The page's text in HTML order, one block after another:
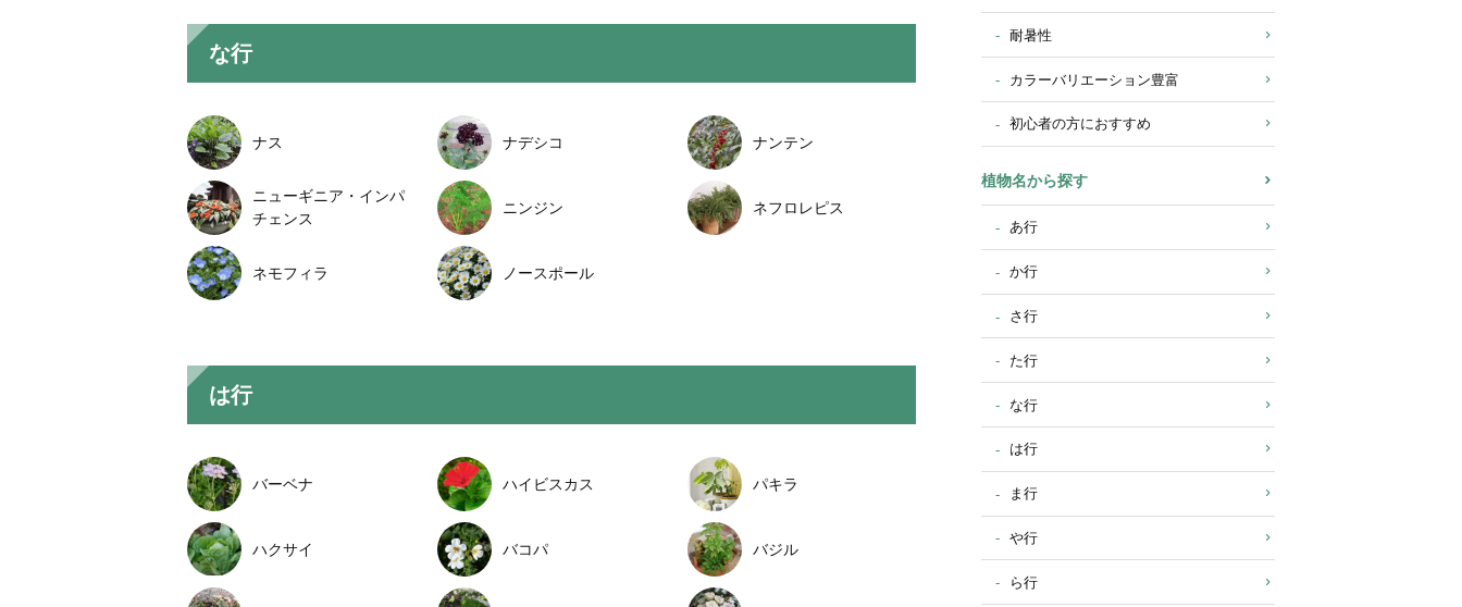
な行
ナス ナデシコ ナンテン
ニューギニア・インパ
チェンス
ニンジン ネフロレピス
ネモフィラ ノースポール
は行
バーベナ ハイビスカス パキラ
ハクサイ バコパ バジル
耐暑性
カラーバリエーション豊富
初心者の方におすすめ
植物名から探す
あ行
か行
さ行
た行
な行
は行
ま行
や行
ら行